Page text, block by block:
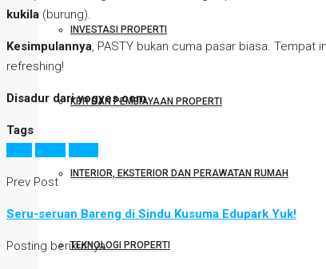
INVESTASI PROPERTI
KPR DAN PEMBIAYAAN PROPERTI
INTERIOR, EKSTERIOR DAN PERAWATAN RUMAH
TEKNOLOGI PROPERTI
kukila (burung).
Kesimpulannya, PASTY bukan cuma pasar biasa.
refreshing!
Disadur dari yogyes.com
Tags
Prev Post
Seru-seruan Bareng di Sindu Kusuma Edupark Yuk!
Posting berikutnya